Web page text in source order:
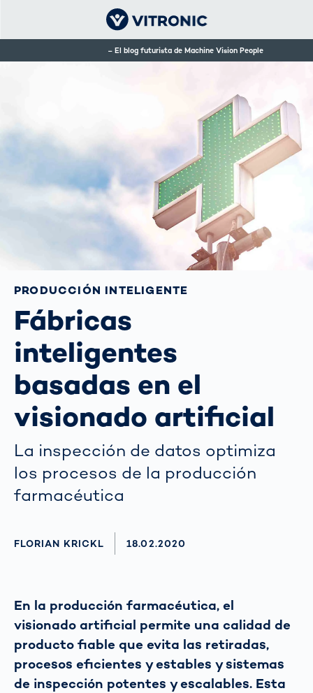
El blog futurista de Machine Vision People
PRODUCCIÓN INTELIGENTE
Fábricas
inteligentes
basadas en el
visionado artificial
La inspección de datos optimiza
los procesos de la producción
farmacéutica
AUTHOR
FLORIAN KRICKL AKTUALISIERT AM:
18.02.2020
En la producción farmacéutica, el
visionado artificial permite una calidad de
producto fiable que evita las retiradas,
procesos eficientes y estables y sistemas
de inspección potentes y escalables. Esta